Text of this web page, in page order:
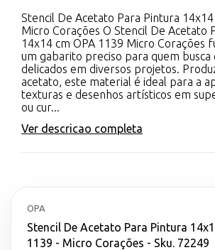
Stencil De Acetato Para Pintura
Micro Corações O Stencil De Acetato
14x14 cm OPA 1139 Micro Corações
um gabarito preciso para quem busca
delicados em diversos projetos.
acetato, este material é ideal para a
texturas e desenhos artísticos em
ou cur...
Ver descricao completa
OPA
Stencil De Acetato Para Pintura
1139 - Micro Corações - Sku. 72249